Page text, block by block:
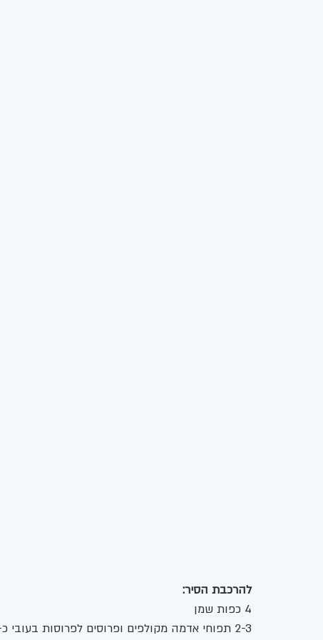
להרכבת הסיר:
4 כפות שמן
2-3 תפוחי אדמה מקולפים ופרוסים לפרוסות בעובי כ-1 ס"מ